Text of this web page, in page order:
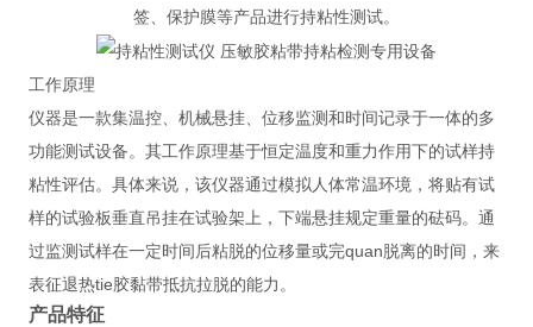
签、保护膜等产品进行持粘性测试。
工作原理
仪器是一款集温控、机械悬挂、位移监测和时间记录于一体的多
功能测试设备。其工作原理基于恒定温度和重力作用下的试样持
粘性评估。具体来说，该仪器通过模拟人体常温环境，将贴有试
样的试验板垂直吊挂在试验架上，下端悬挂规定重量的砝码。通
过监测试样在一定时间后粘脱的位移量或完quan脱离的时间，来
表征退热tie胶黏带抵抗拉脱的能力。
产品特征